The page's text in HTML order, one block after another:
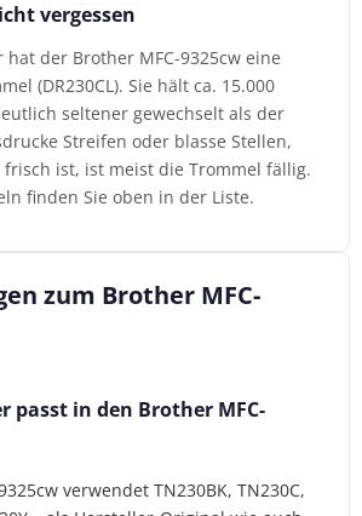
vergessen
hat der Brother MFC-9325cw eine
(DR230CL). Sie hält ca. 15.000
seltener gewechselt als der
Streifen oder blasse Stellen,
ist, ist meist die Trommel fällig.
finden Sie oben in der Liste.
zum Brother MFC-
passt in den Brother MFC-
verwendet TN230BK, TN230C,